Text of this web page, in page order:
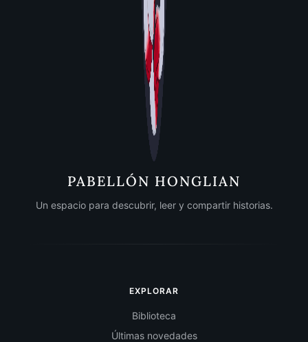
PABELLÓN HONGLIAN
Un espacio para descubrir, leer y compartir historias.
EXPLORAR
Biblioteca
Últimas novedades